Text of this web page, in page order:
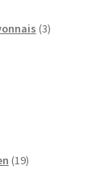
3izdelki
19izdelkov